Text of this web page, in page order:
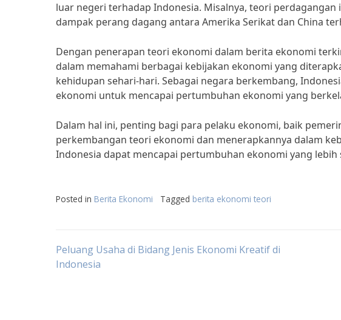
luar negeri terhadap Indonesia. Misalnya, teori
dampak perang dagang antara Amerika Serikat dan China
Dengan penerapan teori ekonomi dalam berita ekonomi
dalam memahami berbagai kebijakan ekonomi yang
kehidupan sehari-hari. Sebagai negara berkembang,
ekonomi untuk mencapai pertumbuhan ekonomi yang
Dalam hal ini, penting bagi para pelaku ekonomi, baik
perkembangan teori ekonomi dan menerapkannya dalam
Indonesia dapat mencapai pertumbuhan ekonomi yang
Posted in Berita Ekonomi Tagged berita ekonomi teori
Post
Peluang Usaha di Bidang Jenis Ekonomi Kreatif di
Indonesia